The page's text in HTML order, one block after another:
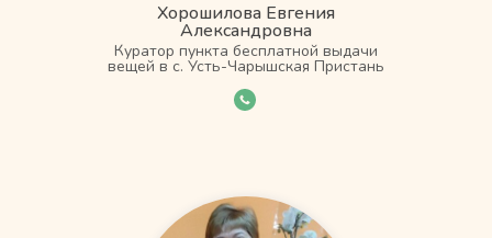
Хорошилова Евгения
Александровна
Куратор пункта бесплатной выдачи
вещей в с. Усть-Чарышская Пристань